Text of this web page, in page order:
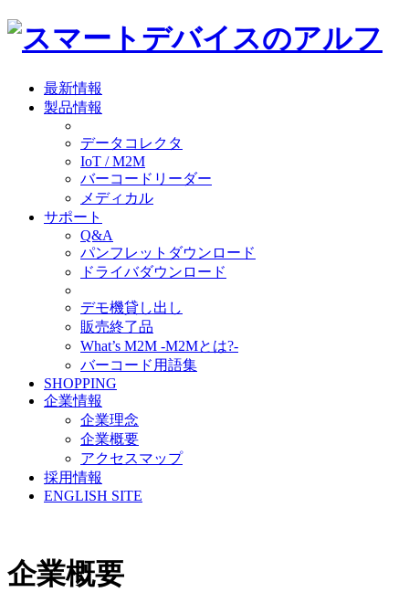
最新情報
製品情報
データコレクタ
IoT / M2M
バーコードリーダー
メディカル
サポート
Q&A
パンフレットダウンロード
ドライバダウンロード
デモ機貸し出し
販売終了品
What’s M2M -M2Mとは?-
バーコード用語集
SHOPPING
企業情報
企業理念
企業概要
アクセスマップ
採用情報
ENGLISH SITE
企業概要